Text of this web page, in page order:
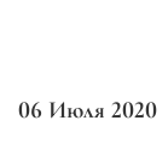
06 Июля 2020